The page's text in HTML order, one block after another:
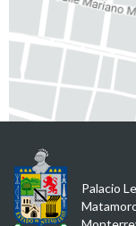
Palacio